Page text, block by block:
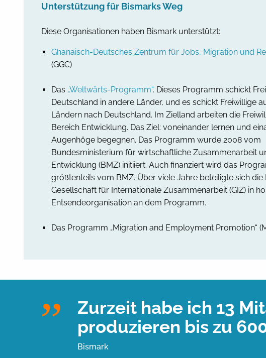
Unterstützung für Bismarks Weg
Diese Organisationen haben Bismark unterstützt:
Ghanaisch-Deutsches Zentrum für Jobs, Migration und
(GGC)
Das „Weltwärts-Programm“. Dieses Programm schickt
Deutschland in andere Länder, und es schickt Freiwillige
Ländern nach Deutschland. Im Zielland arbeiten die
Bereich Entwicklung. Das Ziel: voneinander lernen und
Augenhöge begegnen. Das Programm wurde 2008 vom
Bundesministerium für wirtschaftliche Zusammenarbeit
Entwicklung (BMZ) initiiert. Auch finanziert wird das
größtenteils vom BMZ. Über viele Jahre beteiligte sich die
Gesellschaft für Internationale Zusammenarbeit (GIZ) in
Entsendeorganisation an dem Programm.
Das Programm „Migration and Employment Promotion“
Zurzeit habe ich 13
produzieren bis zu
Bismark